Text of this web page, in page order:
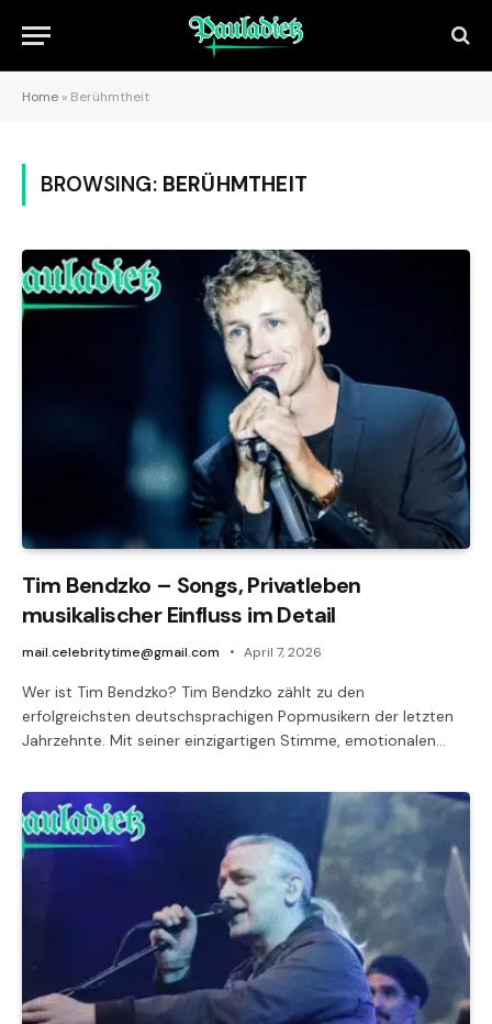
Home » Berühmtheit
BROWSING: BERÜHMTHEIT
Tim Bendzko – Songs, Privatleben
musikalischer Einfluss im Detail
mail.celebritytime@gmail.com April 7, 2026
Wer ist Tim Bendzko? Tim Bendzko zählt zu den
erfolgreichsten deutschsprachigen Popmusikern der letzten
Jahrzehnte. Mit seiner einzigartigen Stimme, emotionalen…